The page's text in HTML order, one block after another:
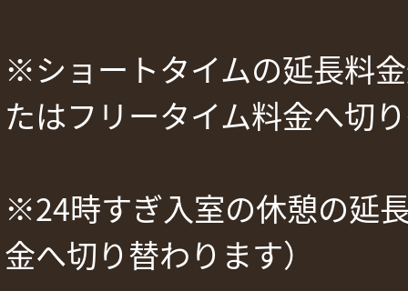
※ショートタイムの延長料
たはフリータイム料金へ切
※24時すぎ入室の休憩の延
金へ切り替わります）